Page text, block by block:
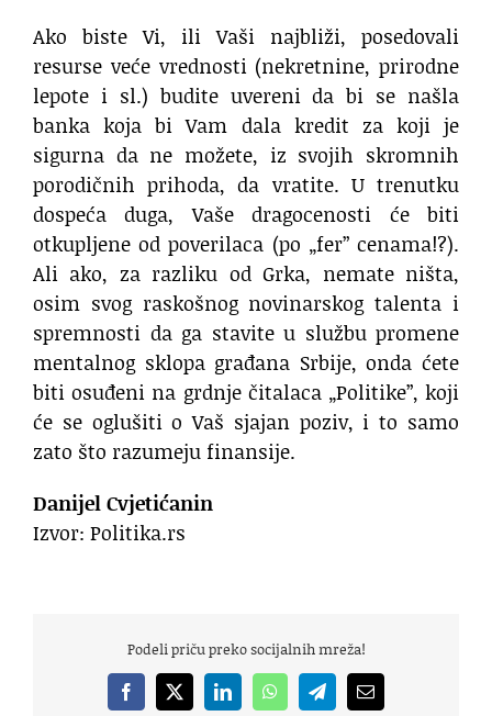
Ako biste Vi, ili Vaši najbliži, posedovali
resurse veće vrednosti (nekretnine, prirodne
lepote i sl.) budite uvereni da bi se našla
banka koja bi Vam dala kredit za koji je
sigurna da ne možete, iz svojih skromnih
porodičnih prihoda, da vratite. U trenutku
dospeća duga, Vaše dragocenosti će biti
otkupljene od poverilaca (po „fer” cenama!?).
Ali ako, za razliku od Grka, nemate ništa,
osim svog raskošnog novinarskog talenta i
spremnosti da ga stavite u službu promene
mentalnog sklopa građana Srbije, onda ćete
biti osuđeni na grdnje čitalaca „Politike”, koji
će se oglušiti o Vaš sjajan poziv, i to samo
zato što razumeju finansije.
Danijel Cvjetićanin
Izvor: Politika.rs
Podeli priču preko socijalnih mreža!
Facebook
X LinkedInWhatsAppTelegramEmail